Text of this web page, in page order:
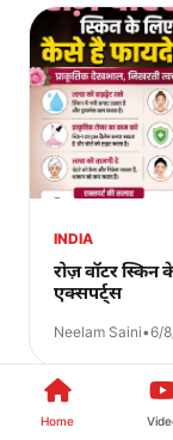
INDIA
रोज़ वॉटर स्किन
एक्सपर्ट्स
Neelam Saini•6/
Home